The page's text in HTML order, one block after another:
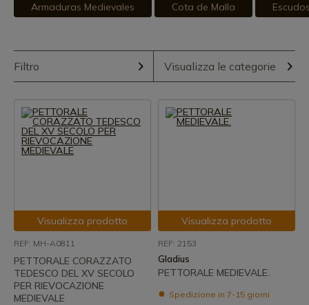
Armaduras Medievales Cota de Malla
Filtro Visualizza le categorie
Visualizza prodotto
REF: MH-A0811
PETTORALE CORAZZATO
TEDESCO DEL XV SECOLO
PER RIEVOCAZIONE
MEDIEVALE
Visualizza prodotto
REF: 2153
Gladius
PETTORALE MEDIEVALE.
Spedizione in 7-15 giorni